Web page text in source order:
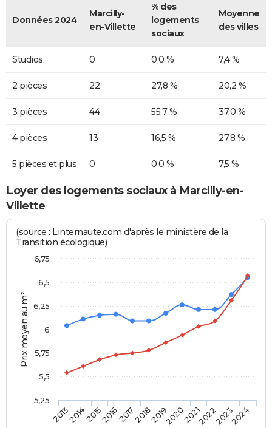
Données 2024
Marcilly-
en-Villette
% des
logements
sociaux
Moyenne
des villes
Studios 0 0,0 % 7,4 %
2 pièces 22 27,8 % 20,2 %
3 pièces 44 55,7 % 37,0 %
4 pièces 13 16,5 % 27,8 %
5 pièces et plus 0 0,0 % 7,5 %
Loyer des logements sociaux à Marcilly-en-
Villette
Prix moyen au m²
(source : Linternaute.com d'après le ministère de la
Transition écologique)
201320142015201620172018201920202021202220232024
5,25
5,5
5,75
6
6,25
6,5
6,75